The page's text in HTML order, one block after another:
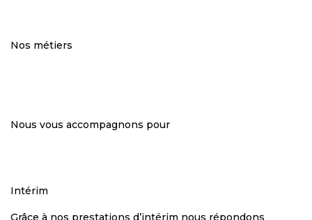
Nos métiers
Nous vous accompagnons pour
Intérim
Grâce à nos prestations d’intérim nous répondons